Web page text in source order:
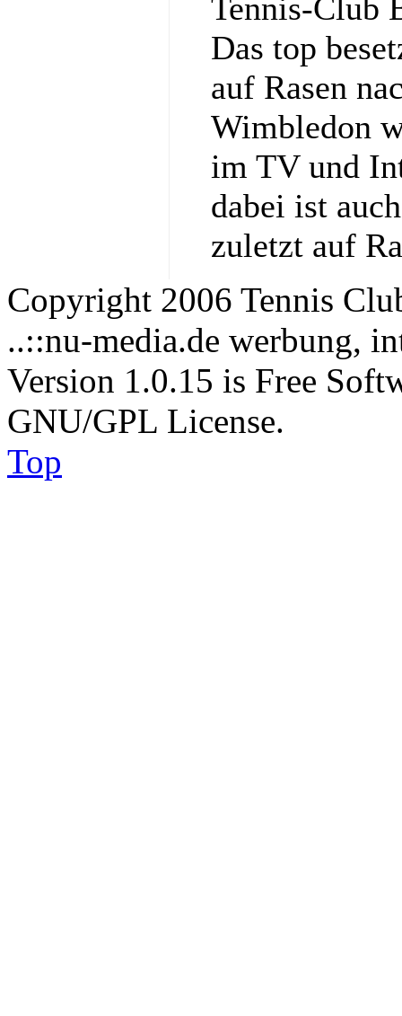
Tennis‑Club
Das top
auf Rasen
Wimbledon
im TV und
dabei ist
zuletzt auf
Copyright 2006 Tennis
..::nu-media.de werbung,
Version 1.0.15 is Free
GNU/GPL License.
Top